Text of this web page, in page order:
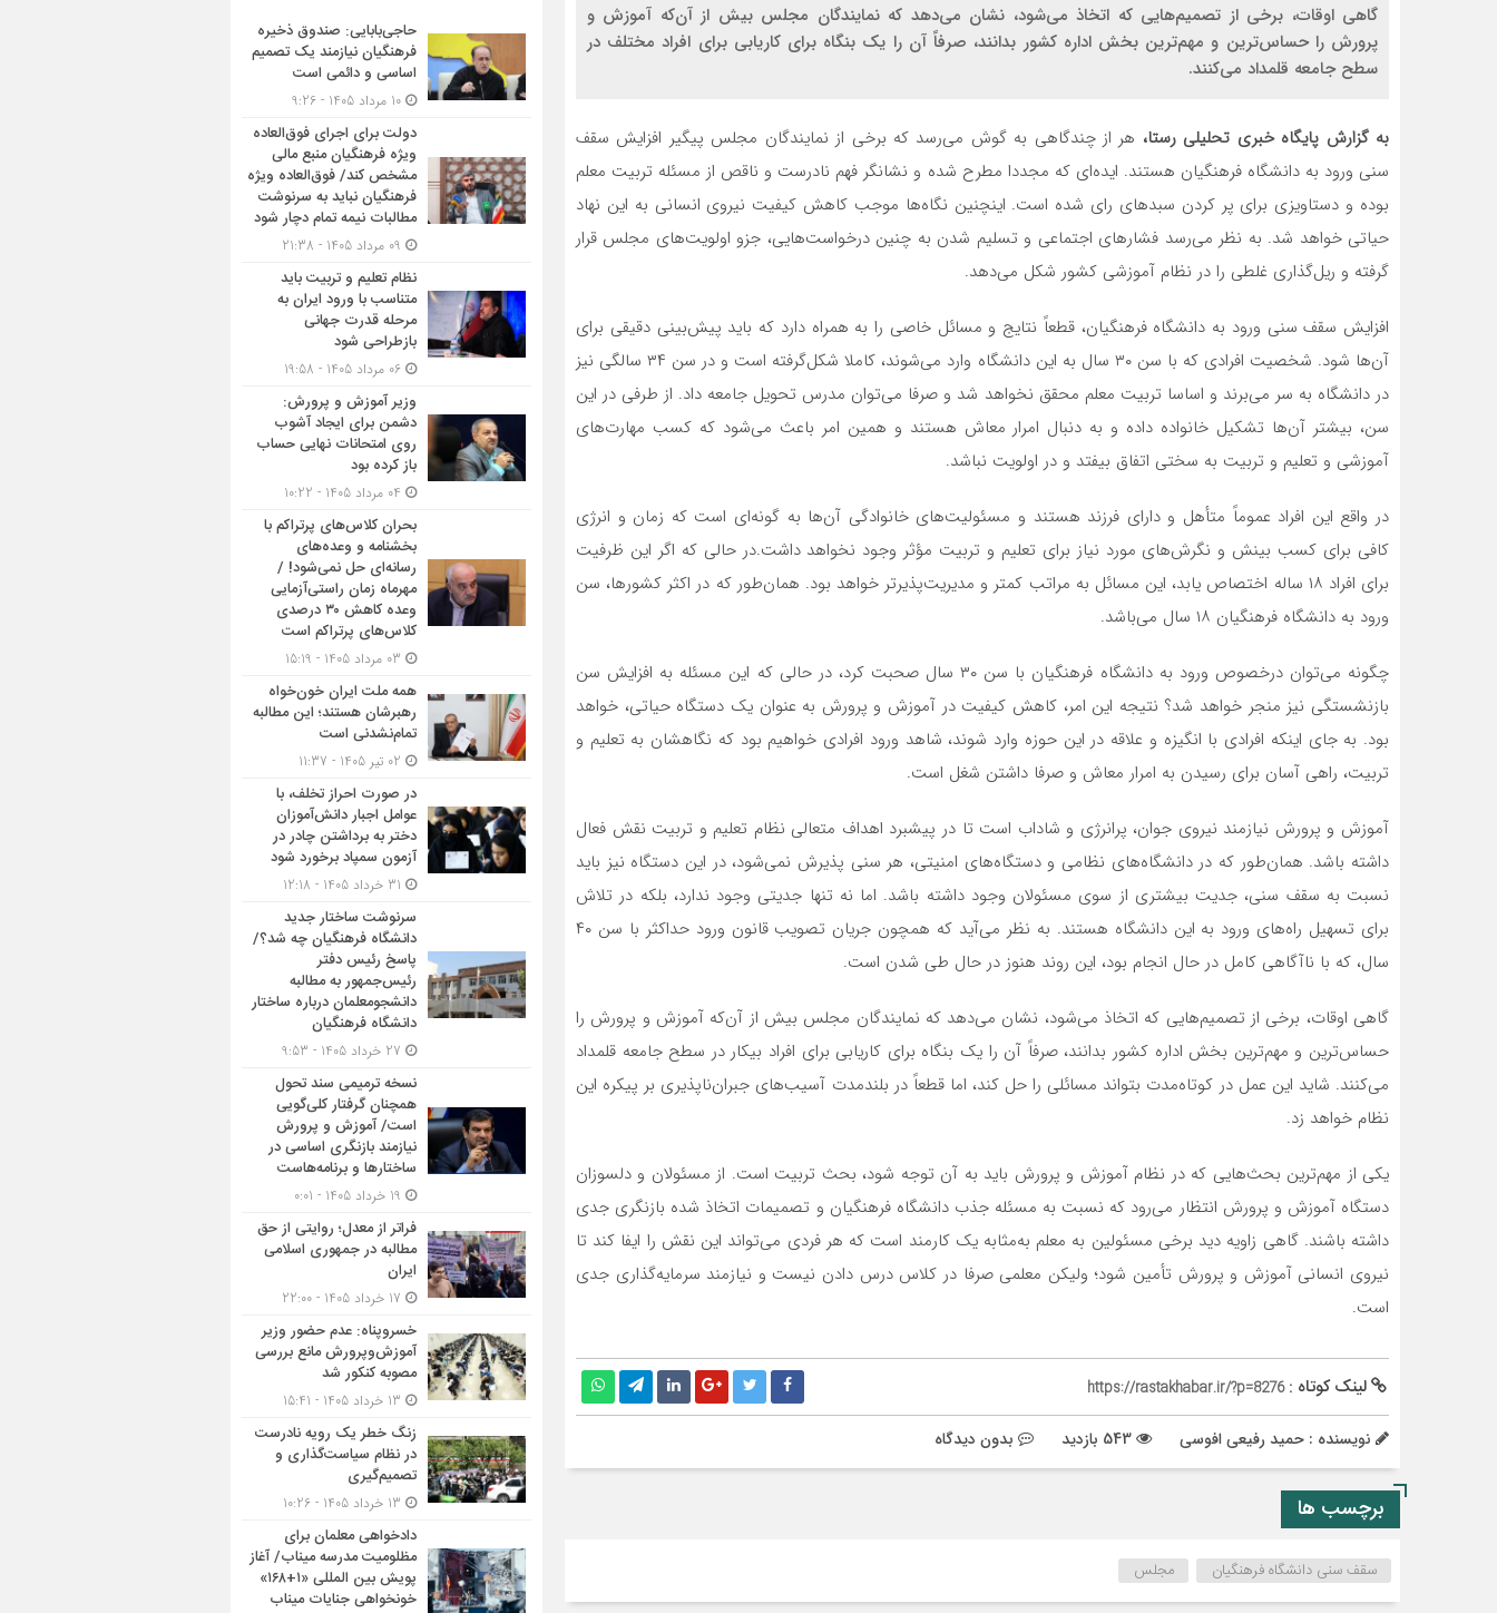
گاهی اوقات، برخی از تصمیم‌هایی که اتخاذ می‌شود، نشان می‌دهد که نمایندگان مجلس بیش از آن‌که آموزش و
پرورش را حساس‌ترین و مهم‌ترین بخش اداره کشور بدانند، صرفاً آن را یک بنگاه برای کاریابی برای افراد مختلف در
سطح جامعه قلمداد می‌کنند.
به گزارش پایگاه خبری تحلیلی رستا، هر از چندگاهی به گوش می‌رسد که برخی از نمایندگان مجلس پیگیر افزایش سقف
سنی ورود به دانشگاه فرهنگیان هستند. ایده‌‌ای که مجددا مطرح شده و نشانگر فهم نادرست و ناقص از مسئله تربیت معلم
بوده و دستاویزی برای پر کردن سبدهای رای شده است. اینچنین نگاه‌ها موجب کاهش کیفیت نیروی انسانی به این نهاد
حیاتی خواهد شد. به نظر می‌رسد فشارهای اجتماعی و تسلیم شدن به چنین درخواست‌هایی، جزو اولویت‌های مجلس قرار
گرفته و ریل‌گذاری غلطی را در نظام آموزشی کشور شکل می‌دهد.
افزایش سقف سنی ورود به دانشگاه فرهنگیان، قطعاً نتایج و مسائل خاصی را به همراه دارد که باید پیش‌بینی دقیقی برای
آن‌ها شود. شخصیت افرادی که با سن ۳۰ سال به این دانشگاه وارد می‌شوند، کاملا شکل‌گرفته است و در سن ۳۴ سالگی نیز
در دانشگاه به سر می‌برند و اساسا تربیت معلم محقق نخواهد شد و صرفا می‌توان مدرس تحویل جامعه داد. از طرفی در این
سن، بیشتر آن‌ها تشکیل خانواده داده و به دنبال امرار معاش هستند و همین امر باعث می‌شود که کسب مهارت‌های
آموزشی و تعلیم و تربیت به سختی اتفاق بیفتد و در اولویت نباشد.
در واقع این افراد عموماً متأهل و دارای فرزند هستند و مسئولیت‌های خانوادگی آن‌ها به گونه‌ای است که زمان و انرژی
کافی برای کسب بینش و نگرش‌های مورد نیاز برای تعلیم و تربیت مؤثر وجود نخواهد داشت.در حالی که اگر این ظرفیت
برای افراد ۱۸ ساله اختصاص یابد، این مسائل به مراتب کمتر و مدیریت‌پذیرتر خواهد بود. همان‌طور که در اکثر کشورها، سن
ورود به دانشگاه فرهنگیان ۱۸ سال می‌باشد.
چگونه می‌توان درخصوص ورود به دانشگاه فرهنگیان با سن ۳۰ سال صحبت کرد، در حالی که این مسئله به افزایش سن
بازنشستگی نیز منجر خواهد شد؟ نتیجه این امر، کاهش کیفیت در آموزش و پرورش به عنوان یک دستگاه حیاتی، خواهد
بود. به جای اینکه افرادی با انگیزه و علاقه در این حوزه وارد شوند، شاهد ورود افرادی خواهیم بود که نگاهشان به تعلیم و
تربیت، راهی آسان برای رسیدن به امرار معاش و صرفا داشتن شغل است.
آموزش و پرورش نیازمند نیروی جوان، پرانرژی و شاداب است تا در پیشبرد اهداف متعالی نظام تعلیم و تربیت نقش فعال
داشته باشد. همان‌طور که در دانشگاه‌های نظامی و دستگاه‌های امنیتی، هر سنی پذیرش نمی‌شود، در این دستگاه نیز باید
نسبت به سقف سنی، جدیت بیشتری از سوی مسئولان وجود داشته باشد. اما نه تنها جدیتی وجود ندارد، بلکه در تلاش
برای تسهیل راه‌های ورود به این دانشگاه هستند. به نظر می‌آید که همچون جریان تصویب قانون ورود حداکثر با سن ۴۰
سال، که با ناآگاهی کامل در حال انجام بود، این روند هنوز در حال طی شدن است.
گاهی اوقات، برخی از تصمیم‌هایی که اتخاذ می‌شود، نشان می‌دهد که نمایندگان مجلس بیش از آن‌که آموزش و پرورش را
حساس‌ترین و مهم‌ترین بخش اداره کشور بدانند، صرفاً آن را یک بنگاه برای کاریابی برای افراد بیکار در سطح جامعه قلمداد
می‌کنند. شاید این عمل در کوتاه‌مدت بتواند مسائلی را حل کند، اما قطعاً در بلندمدت آسیب‌های جبران‌ناپذیری بر پیکره این
نظام خواهد زد.
یکی از مهم‌ترین بحث‌هایی که در نظام آموزش و پرورش باید به آن توجه شود، بحث تربیت است. از مسئولان و دلسوزان
دستگاه آموزش و پرورش انتظار می‌رود که نسبت به مسئله جذب دانشگاه فرهنگیان و تصمیمات اتخاذ شده بازنگری جدی
داشته باشند. گاهی زاویه دید برخی مسئولین به معلم به‌مثابه یک کارمند است که هر فردی می‌تواند این نقش را ایفا کند تا
نیروی انسانی آموزش و پرورش تأمین شود؛ ولیکن معلمی صرفا در کلاس درس دادن نیست و نیازمند سرمایه‌گذاری جدی
است.
لینک کوتاه :https://rastakhabar.ir/?p=8276
نویسنده : حمید رفیعی افوسی بدون دیدگاه
برچسب ها
سقف سنی دانشگاه فرهنگیان مجلس
حاجی‌بابایی: صندوق ذخیره
فرهنگیان نیازمند یک تصمیم
اساسی و دائمی است
دولت برای اجرای فوق‌العاده
ویژه فرهنگیان منبع مالی
مشخص کند/ فوق‌العاده ویژه
فرهنگیان نباید به سرنوشت
مطالبات نیمه‌ تمام دچار شود
نظام تعلیم و تربیت باید
متناسب با ورود ایران به
مرحله قدرت جهانی
بازطراحی شود
وزیر آموزش و پرورش:
دشمن برای ایجاد آشوب
روی امتحانات نهایی حساب
باز کرده بود
بحران کلاس‌های پرتراکم با
بخشنامه و وعده‌های
رسانه‌ای حل نمی‌شود! /
مهرماه زمان راستی‌آزمایی
وعده کاهش ۳۰ درصدی
کلاس‌های پرتراکم است
همه ملت ایران خون‌خواه
رهبرشان هستند؛ این مطالبه
تمام‌نشدنی است
در صورت احراز تخلف، با
عوامل اجبار دانش‌آموزان
دختر به برداشتن چادر در
آزمون سمپاد برخورد شود
سرنوشت ساختار جدید
دانشگاه فرهنگیان چه شد؟/
پاسخ رئیس دفتر
رئیس‌جمهور به مطالبه
دانشجومعلمان درباره ساختار
دانشگاه فرهنگیان
نسخه ترمیمی سند تحول
همچنان گرفتار کلی‌گویی
است/ آموزش و پرورش
نیازمند بازنگری اساسی در
ساختارها و برنامه‌هاست
فراتر از معدل؛ روایتی از حق
مطالبه در جمهوری اسلامی
ایران
خسروپناه: عدم حضور وزیر
آموزش‌وپرورش مانع بررسی
مصوبه کنکور شد
زنگ خطر یک رویه نادرست
در نظام سیاست‌گذاری و
تصمیم‌گیری
دادخواهی معلمان برای
مظلومیت مدرسه میناب/ آغاز
پویش بین المللی «۱+۱۶۸»
خونخواهی جنایات میناب